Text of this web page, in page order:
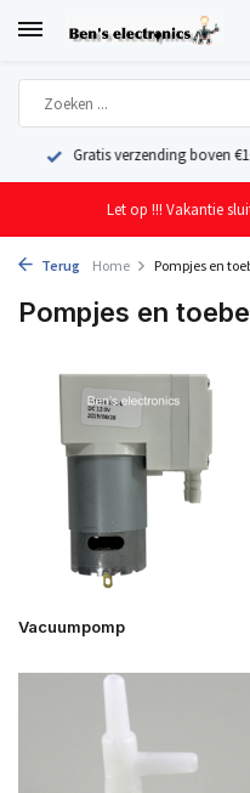
Geleverd uit eigen
Let op !!! Vakantie
Terug Home Pompjes en
Pompjes en
Vacuumpomp